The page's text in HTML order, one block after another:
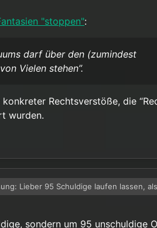
"stoppen":
darf über den (zumindest
Vielen stehen”.
Rechtsverstöße, die
wurden.
Lieber 95 Schuldige laufen lassen,
gar nicht um “Schuldige”, da auch
vorgeworfen wird, es wird nur mit
sondern um 95 unschuldige